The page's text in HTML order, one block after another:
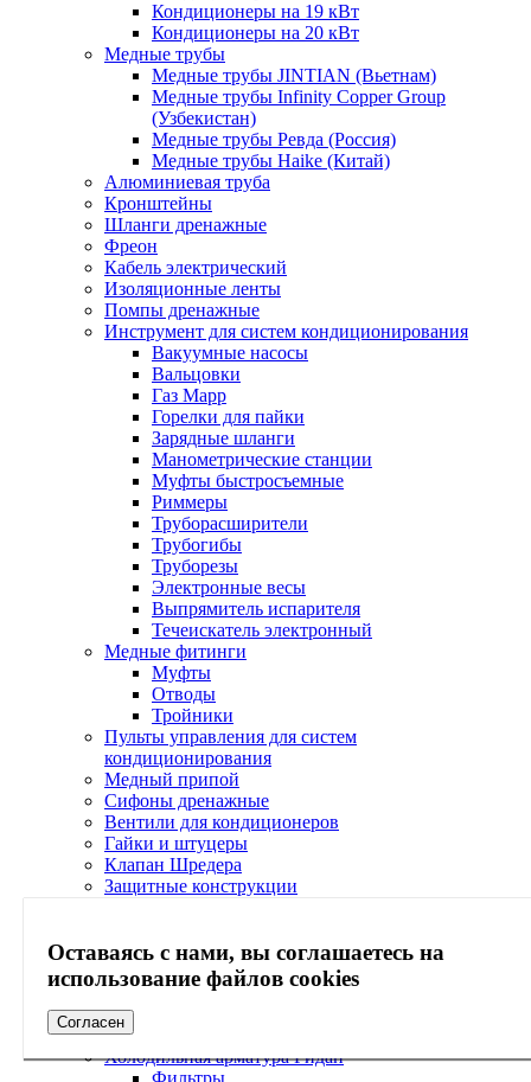
Оставаясь с нами, вы соглашаетесь на
использование файлов cookies
Согласен
Кондиционеры на 19 кВт
Кондиционеры на 20 кВт
Медные трубы
Медные трубы JINTIAN (Вьетнам)
Медные трубы Infinity Copper Group
(Узбекистан)
Медные трубы Ревда (Россия)
Медные трубы Haike (Китай)
Алюминиевая труба
Кронштейны
Шланги дренажные
Фреон
Кабель электрический
Изоляционные ленты
Помпы дренажные
Инструмент для систем кондиционирования
Вакуумные насосы
Вальцовки
Газ Mapp
Горелки для пайки
Зарядные шланги
Манометрические станции
Муфты быстросъемные
Риммеры
Труборасширители
Трубогибы
Труборезы
Электронные весы
Выпрямитель испарителя
Течеискатель электронный
Медные фитинги
Муфты
Отводы
Тройники
Пульты управления для систем
кондиционирования
Медный припой
Сифоны дренажные
Вентили для кондиционеров
Гайки и штуцеры
Клапан Шредера
Защитные конструкции
Кабель-каналы
Согласователи работы кондиционеров
Электрические вилки
Экраны
Сервисное обслуживание
Холодильная арматура Ридан